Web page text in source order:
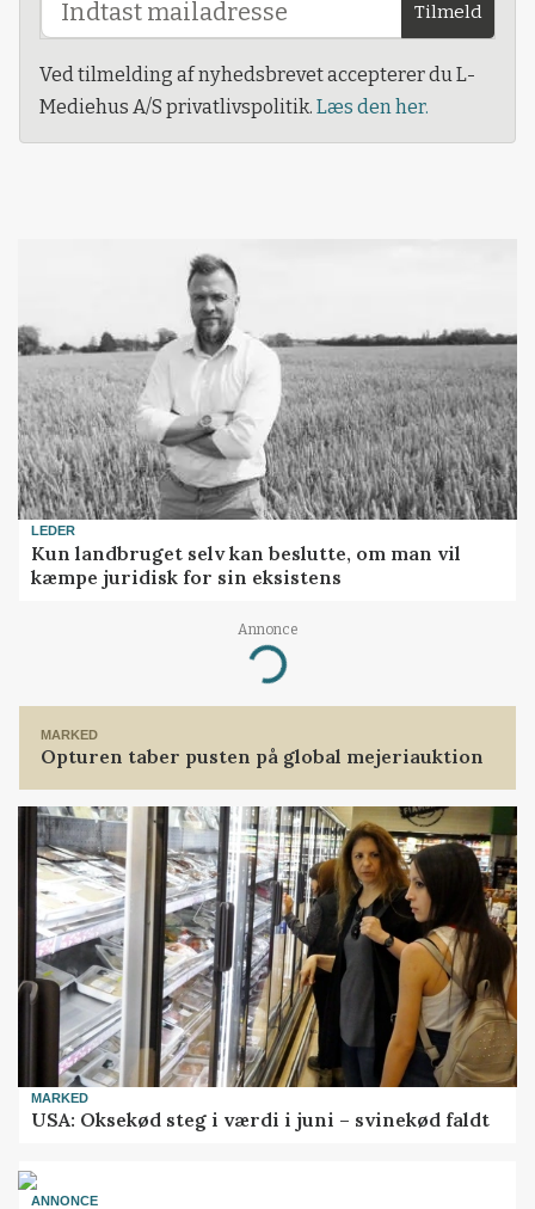
Tilmeld
Ved tilmelding af nyhedsbrevet accepterer du L-
Mediehus A/S privatlivspolitik. Læs den her.
LEDER
Kun landbruget selv kan beslutte, om man vil
kæmpe juridisk for sin eksistens
Annonce
Loading...
MARKED
Opturen taber pusten på global mejeriauktion
MARKED
USA: Oksekød steg i værdi i juni – svinekød faldt
ANNONCE